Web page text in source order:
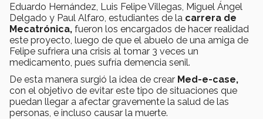
Eduardo Hernández, Luis Felipe Villegas, Miguel Ángel
Delgado y Paul Alfaro, estudiantes de la carrera de
Mecatrónica, fueron los encargados de hacer realidad
este proyecto, luego de que el abuelo de una amiga de
Felipe sufriera una crisis al tomar 3 veces un
medicamento, pues sufría demencia senil.
De esta manera surgió la idea de crear Med-e-case,
con el objetivo de evitar este tipo de situaciones que
puedan llegar a afectar gravemente la salud de las
personas, e incluso causar la muerte.